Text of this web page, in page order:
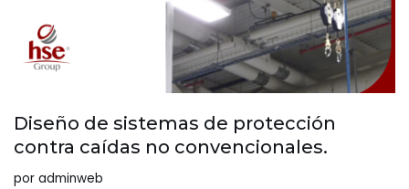
Diseño de sistemas de protección
contra caídas no convencionales.
por adminweb